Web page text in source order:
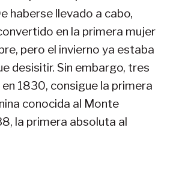
haberse llevado a cabo,
en la primera mujer
pero el invierno ya estaba
desisitir. Sin embargo, tres
1830, consigue la primera
conocida al Monte
la primera absoluta al